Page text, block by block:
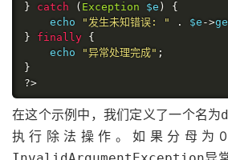
}
catch ( Exception $e )
{
    echo
"发生未知错误: " . $e ->
}
finally {
    echo
"异常处理完成" ;
}
?>
在这个示例中，我们定义了一个名为
执行除法操作。如果分母为